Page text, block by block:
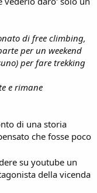
di free climbing,
per un weekend
per fare trekking
e rimane
di una storia
che fosse poco
su youtube un
della vicenda